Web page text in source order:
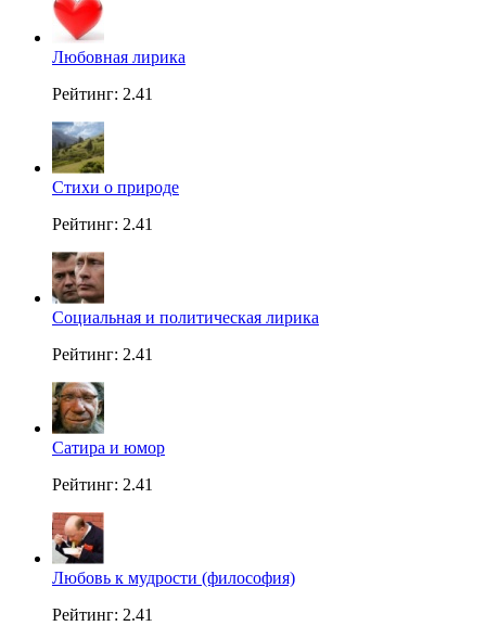
Любовная лирика
Рейтинг: 2.41
Стихи о природе
Рейтинг: 2.41
Социальная и политическая лирика
Рейтинг: 2.41
Сатира и юмор
Рейтинг: 2.41
Любовь к мудрости (философия)
Рейтинг: 2.41